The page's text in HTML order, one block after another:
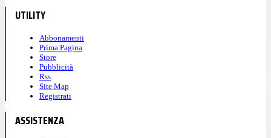
UTILITY
Abbonamenti
Prima Pagina
Store
Pubblicità
Rss
Site Map
Registrati
ASSISTENZA